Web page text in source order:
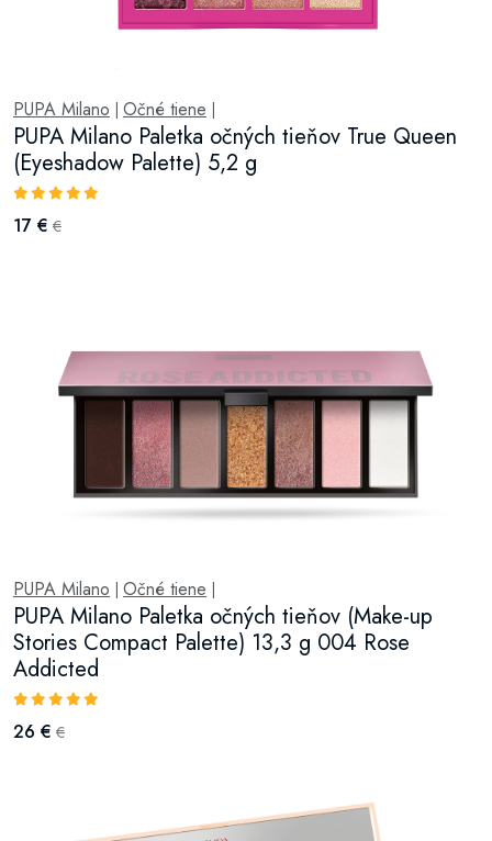
PUPA Milano Očné tiene
PUPA Milano Paletka očných tieňov True Queen
(Eyeshadow Palette) 5,2 g
17 € €
PUPA Milano Očné tiene
PUPA Milano Paletka očných tieňov (Make-up
Stories Compact Palette) 13,3 g 004 Rose
Addicted
26 € €